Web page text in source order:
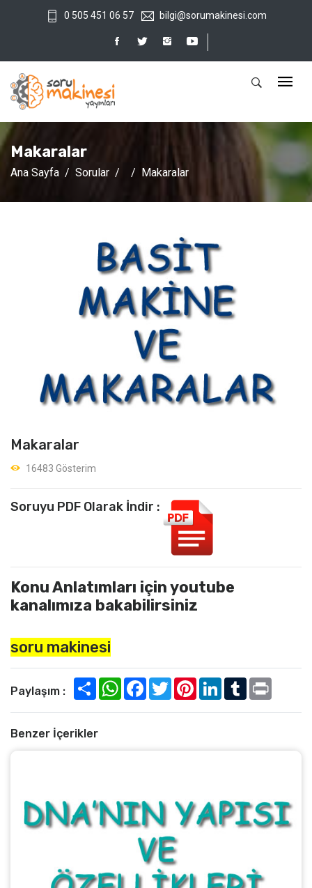
0 505 451 06 57 bilgi@sorumakinesi.com
Makaralar
Ana Sayfa Sorular Makaralar
Makaralar
16483 Gösterim
Soruyu PDF Olarak İndir :
Konu Anlatımları için youtube
kanalımıza bakabilirsiniz
soru makinesi
Paylaşım :
Benzer İçerikler